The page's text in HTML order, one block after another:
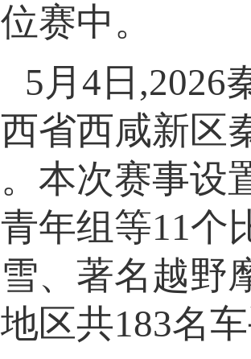
赛中。
4日,2026秦
省西咸新区
本次赛事设
年组等11个
、著名越野
区共183名